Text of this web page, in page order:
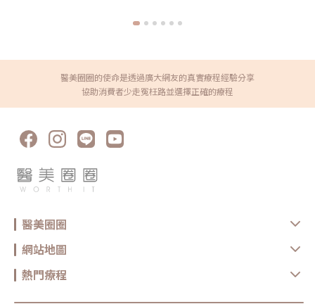
李杰年醫師FB👉https://reurl.cc/Mzk0nm杰膚美診所地址：104台北
醫美圈圈的使命是透過廣大網友的真實療程經驗分享
協助消費者少走冤枉路並選擇正確的療程
醫美圈圈
網站地圖
熱門療程